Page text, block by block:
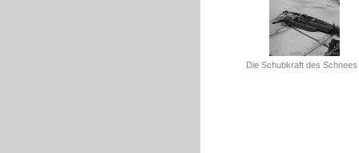
Die Schubkraft des Schnees